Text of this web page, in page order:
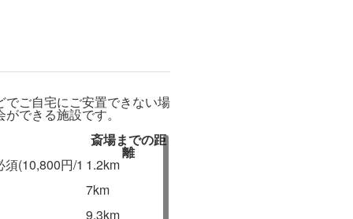
ご自宅にご安置できない場
できる施設です。
斎場までの距
離
(10,800円/1 1.2km
7km
9.3km